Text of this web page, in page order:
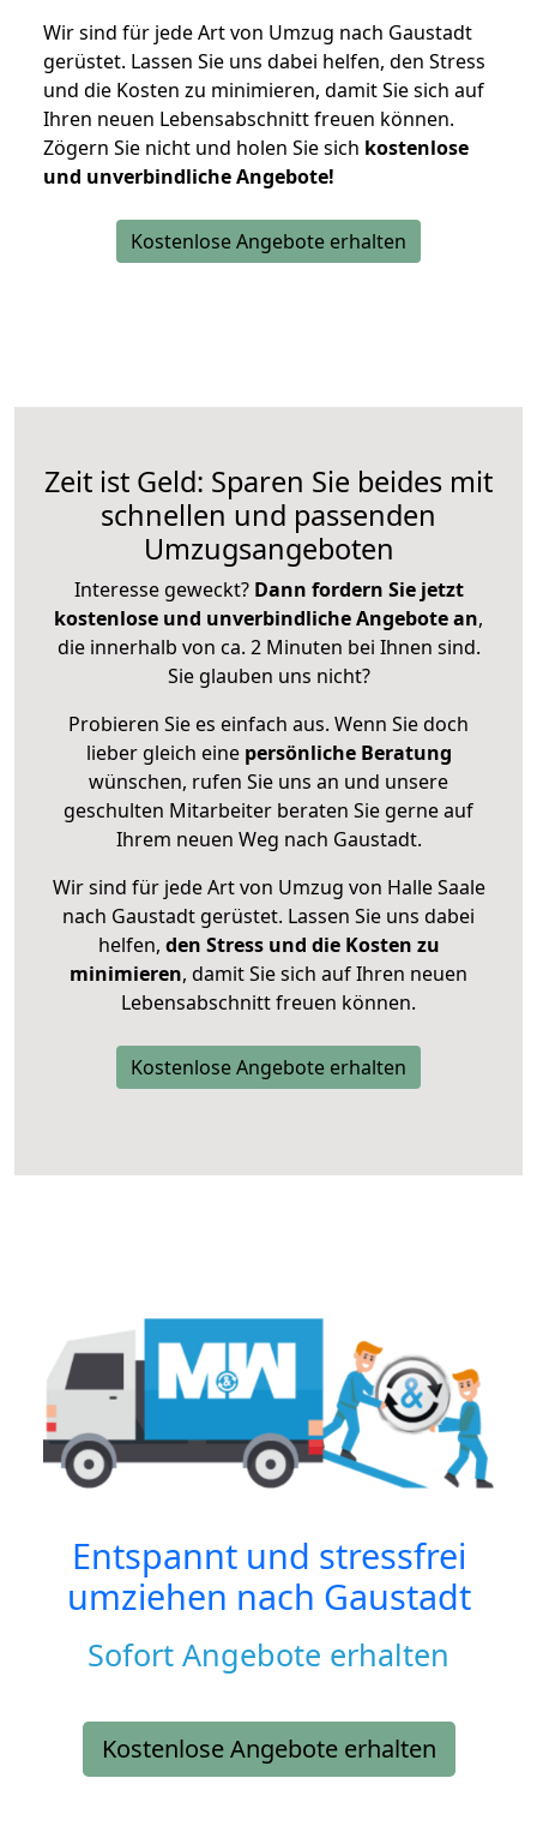
Wir sind für jede Art von Umzug nach Gaustadt
gerüstet. Lassen Sie uns dabei helfen, den Stress
und die Kosten zu minimieren, damit Sie sich auf
Ihren neuen Lebensabschnitt freuen können.
Zögern Sie nicht und holen Sie sich kostenlose
und unverbindliche Angebote!
Kostenlose Angebote erhalten
Zeit ist Geld: Sparen Sie beides mit
schnellen und passenden
Umzugsangeboten
Interesse geweckt? Dann fordern Sie jetzt
kostenlose und unverbindliche Angebote an,
die innerhalb von ca. 2 Minuten bei Ihnen sind.
Sie glauben uns nicht?
Probieren Sie es einfach aus. Wenn Sie doch
lieber gleich eine persönliche Beratung
wünschen, rufen Sie uns an und unsere
geschulten Mitarbeiter beraten Sie gerne auf
Ihrem neuen Weg nach Gaustadt.
Wir sind für jede Art von Umzug von Halle Saale
nach Gaustadt gerüstet. Lassen Sie uns dabei
helfen, den Stress und die Kosten zu
minimieren, damit Sie sich auf Ihren neuen
Lebensabschnitt freuen können.
Kostenlose Angebote erhalten
Entspannt und stressfrei
umziehen nach Gaustadt
Sofort Angebote erhalten
Kostenlose Angebote erhalten